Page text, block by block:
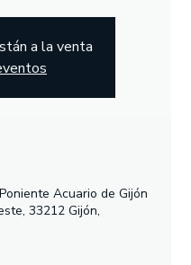
a la venta
Acuario de Gijón
33212 Gijón,